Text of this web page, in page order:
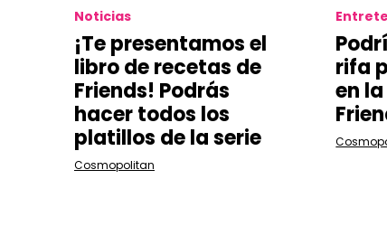
Noticias
¡Te presentamos el
libro de recetas de
Friends! Podrás
hacer todos los
platillos de la serie
Cosmopolitan
rifa
en